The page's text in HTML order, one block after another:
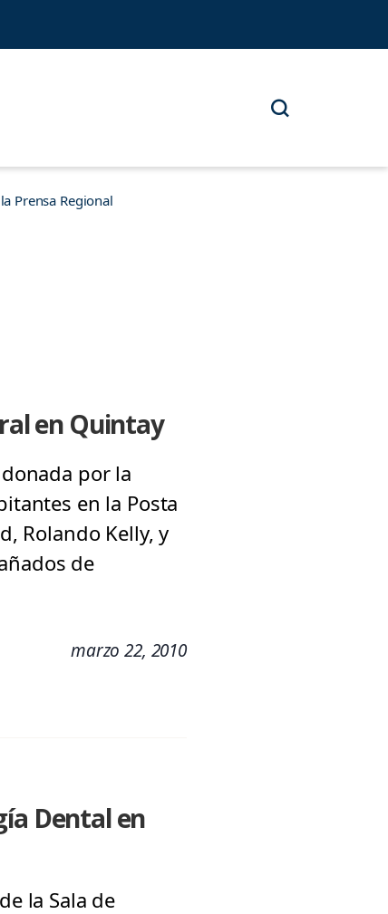
Prensa Regional
en Quintay
por la
en la Posta
Rolando Kelly, y
de
marzo 22, 2010
Dental en
la Sala de